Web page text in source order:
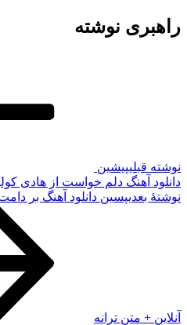
نوشته
قبلیپیشین
آهنگ دلم خواست از هادی
بعدیپسین دانلود آهنگ بر
+ متن ترانه